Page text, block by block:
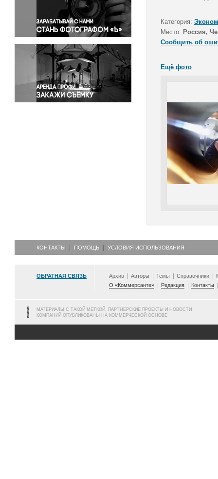
Правосудие
Происшествия и конфликты
Религия
Светская жизнь
Спорт
Экология
Экономика и бизнес
Категория:
Место: Россия,
Сообщить об
Ещё фото
КОНТАКТЫ ПОМОЩЬ УСЛОВИЯ ИСПОЛЬЗОВАНИЯ
ОБРАТНАЯ СВЯЗЬ Архив Авторы Темы Справочники
О «Коммерсанте»
Редакция Контакты
МАТЕРИАЛЫ С ТАКОЙ МЕТКОЙ, ПАРТНЕРСКИЕ ПРОЕКТЫ И НОВОСТИ
КОМПАНИЙ ОПУБЛИКОВАНЫ НА КОММЕРЧЕСКОЙ ОСНОВЕ